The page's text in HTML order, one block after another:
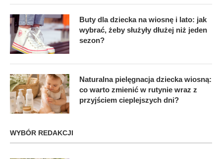
Buty dla dziecka na wiosnę i lato: jak
wybrać, żeby służyły dłużej niż jeden
sezon?
Naturalna pielęgnacja dziecka wiosną:
co warto zmienić w rutynie wraz z
przyjściem cieplejszych dni?
WYBÓR REDAKCJI